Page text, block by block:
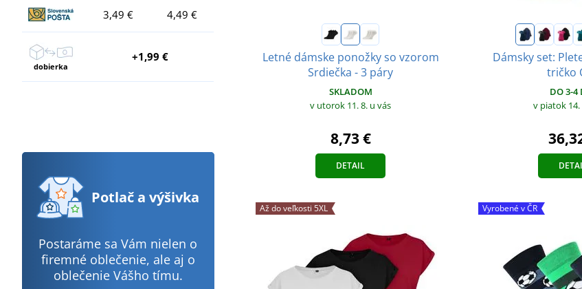
3,49 € 4,49 €
dobierka
+1,99 €
Potlača výšivka
Postaráme sa Vám nielen o
firemné oblečenie, ale aj o
oblečenie Vášho tímu.
Letné dámske ponožky so vzorom
Srdiečka - 3 páry
SKLADOM
v utorok 11. 8. u vás
8,73 €
DETAIL
Dámsky set:
tričko
DO 3-4
v piatok 14.
Až do veľkosti 5XL Vyrobené v ČR